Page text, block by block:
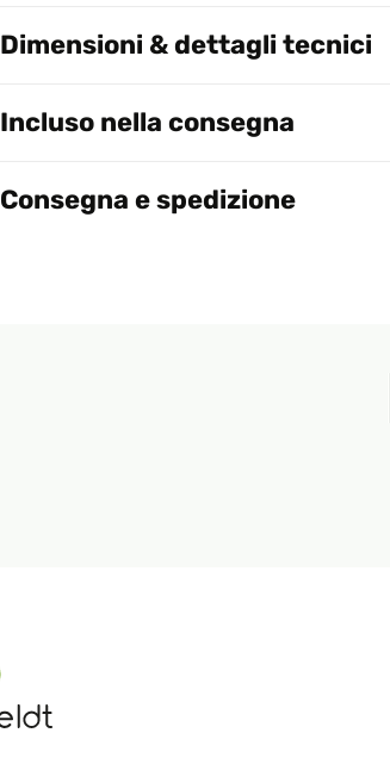
Dimensioni & dettagli tecnici
Incluso nella consegna
Consegna e spedizione